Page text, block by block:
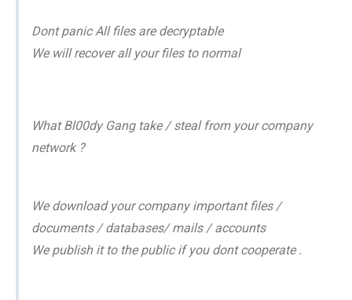
Dont panic All files are decryptable
We will recover all your files to normal
What Bl00dy Gang take / steal from your company
network ?
We download your company important files /
documents / databases/ mails / accounts
We publish it to the public if you dont cooperate .